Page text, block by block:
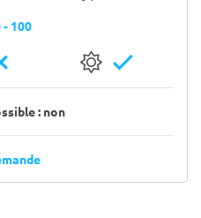
- 100
: non